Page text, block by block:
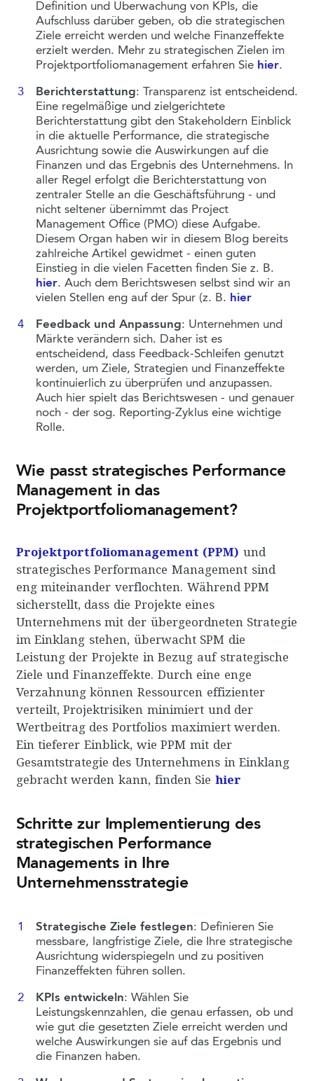
Definition und Überwachung von KPIs, die
Aufschluss darüber geben, ob die strategischen
Ziele erreicht werden und welche Finanzeffekte
erzielt werden. Mehr zu strategischen Zielen im
Projektportfoliomanagement erfahren Sie hier.
Berichterstattung: Transparenz ist entscheidend.
Eine regelmäßige und zielgerichtete
Berichterstattung gibt den Stakeholdern Einblick
in die aktuelle Performance, die strategische
Ausrichtung sowie die Auswirkungen auf die
Finanzen und das Ergebnis des Unternehmens. In
aller Regel erfolgt die Berichterstattung von
zentraler Stelle an die Geschäftsführung - und
nicht seltener übernimmt das Project
Management Office (PMO) diese Aufgabe.
Diesem Organ haben wir in diesem Blog bereits
zahlreiche Artikel gewidmet - einen guten
Einstieg in die vielen Facetten finden Sie z. B.
hier. Auch dem Berichtswesen selbst sind wir an
vielen Stellen eng auf der Spur (z. B. hier
Feedback und Anpassung: Unternehmen und
Märkte verändern sich. Daher ist es
entscheidend, dass Feedback-Schleifen genutzt
werden, um Ziele, Strategien und Finanzeffekte
kontinuierlich zu überprüfen und anzupassen.
Auch hier spielt das Berichtswesen - und genauer
noch - der sog. Reporting-Zyklus eine wichtige
Rolle.
Wie passt strategisches Performance
Management in das
Projektportfoliomanagement?
Projektportfoliomanagement (PPM) und
strategisches Performance Management sind
eng miteinander verflochten. Während PPM
sicherstellt, dass die Projekte eines
Unternehmens mit der übergeordneten Strategie
im Einklang stehen, überwacht SPM die
Leistung der Projekte in Bezug auf strategische
Ziele und Finanzeffekte. Durch eine enge
Verzahnung können Ressourcen effizienter
verteilt, Projektrisiken minimiert und der
Wertbeitrag des Portfolios maximiert werden.
Ein tieferer Einblick, wie PPM mit der
Gesamtstrategie des Unternehmens in Einklang
gebracht werden kann, finden Sie hier
Schritte zur Implementierung des
strategischen Performance
Managements in Ihre
Unternehmensstrategie
Strategische Ziele festlegen: Definieren Sie
messbare, langfristige Ziele, die Ihre strategische
Ausrichtung widerspiegeln und zu positiven
Finanzeffekten führen sollen.
KPIs entwickeln: Wählen Sie
Leistungskennzahlen, die genau erfassen, ob und
wie gut die gesetzten Ziele erreicht werden und
welche Auswirkungen sie auf das Ergebnis und
die Finanzen haben.